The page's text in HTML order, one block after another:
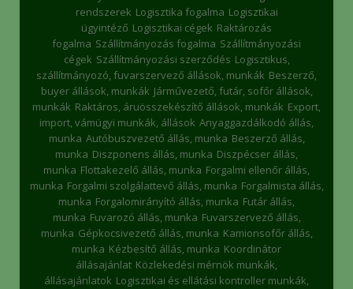
rendszerek Logisztika fogalma Logisztikai
ügyintéző Logisztikai cégek Raktározás
fogalma Szállítmányozás fogalma Szállítmányozási
cégek Szállítmányozási szerződés Logisztikus,
szállítmányozó, fuvarszervező állások, munkák Beszerző,
buyer állások, munkák Járművezető, futár, sofőr állások,
munkák Raktáros, áruösszekészítő állások, munkák Export,
import, vámügyi munkák, állások Anyaggazdálkodó állás,
munka Autóbuszvezető állás, munka Beszerző állás,
munka Diszponens állás, munka Diszpécser állás,
munka Flottakezelő állás, munka Forgalmi ellenőr állás,
munka Forgalmi szolgálattevő állás, munka Forgalmista állás,
munka Forgalomirányító állás, munka Futár állás,
munka Fuvarozó állás, munka Fuvarszervező állás,
munka Gépkocsivezető állás, munka Kamionsofőr állás,
munka Kézbesítő állás, munka Koordinátor
állásajánlat Közlekedési mérnök munkák,
állásajánlatok Logisztikai és ellátási kontroller munkák,